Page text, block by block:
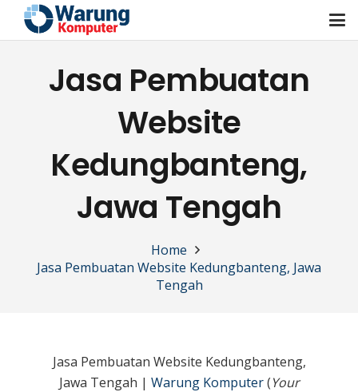
Jasa Pembuatan
Website
Kedungbanteng,
Jawa Tengah
Home
Jasa Pembuatan Website Kedungbanteng, Jawa
Tengah
Jasa Pembuatan Website Kedungbanteng,
Jawa Tengah | Warung Komputer(Your